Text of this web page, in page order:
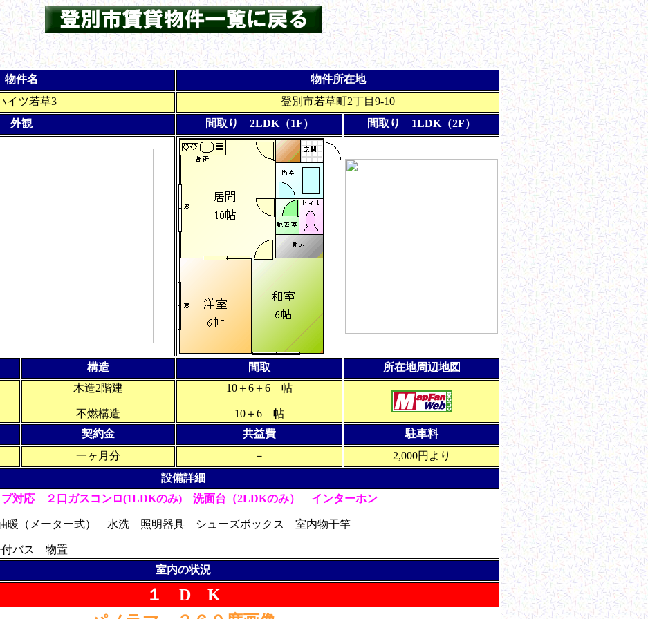
物件名
物件所在地
イツ若草3
登別市若草町2丁目9-10
外観
間取り 2LDK（1F） 間取り 1LDK（2F）
構造 間取
所在地周辺地図
木造2階建
不燃構造
10＋6＋6 帖
10＋6 帖
契約金 共益費
駐車料
一ヶ月分 －
2,000円より
設備詳細
プ対応
２口ガスコンロ(1LDKのみ) 洗面台（2LDKのみ） インターホン
暖（メーター式） 水洗 照明器具 シューズボックス 室内物干竿
付バス 物置
室内の状況
１ D K